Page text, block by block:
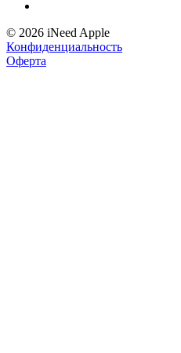
© 2026 iNeed Apple
Конфиденциальность
Оферта